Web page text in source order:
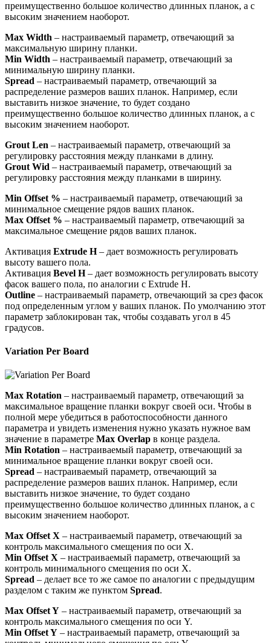
преимущественно большое количество длинных планок, а с
высоким значением наоборот.
Max Width – настраиваемый параметр, отвечающий за
максимальную ширину планки.
Min Width – настраиваемый параметр, отвечающий за
минимальную ширину планки.
Spread – настраиваемый параметр, отвечающий за
распределение размеров ваших планок. Например, если
выставить низкое значение, то будет создано
преимущественно большое количество длинных планок, а с
высоким значением наоборот.
Grout Len – настраиваемый параметр, отвечающий за
регулировку расстояния между планками в длину.
Grout Wid – настраиваемый параметр, отвечающий за
регулировку расстояния между планками в ширину.
Min Offset % – настраиваемый параметр, отвечающий за
минимальное смещение рядов ваших планок.
Max Offset % – настраиваемый параметр, отвечающий за
максимальное смещение рядов ваших планок.
Активация Extrude H– дает возможность регулировать
высоту вашего пола.
Активация Bevel H– дает возможность регулировать высоту
фасок вашего пола, по аналогии с Extrude H.
Outline – настраиваемый параметр, отвечающий за срез фасок
под определенным углом у ваших планок. По умолчанию этот
параметр заблокирован так, чтобы создавать угол в 45
градусов.
Variation Per Board
Max Rotation – настраиваемый параметр, отвечающий за
максимальное вращение планки вокруг своей оси. Чтобы в
полной мере убедиться в работоспособности данного
параметра и увидеть изменения нужно указать нужное вам
значение в параметре Max Overlap в конце раздела.
Min Rotation – настраиваемый параметр, отвечающий за
минимальное вращение планки вокруг своей оси.
Spread – настраиваемый параметр, отвечающий за
распределение размеров ваших планок. Например, если
выставить низкое значение, то будет создано
преимущественно большое количество длинных планок, а с
высоким значением наоборот.
Max Offset X – настраиваемый параметр, отвечающий за
контроль максимального смещения по оси X.
Min Offset X – настраиваемый параметр, отвечающий за
контроль минимального смещения по оси X.
Spread – делает все то же самое по аналогии с предыдущим
разделом с таким же пунктом Spread.
Max Offset Y – настраиваемый параметр, отвечающий за
контроль максимального смещения по оси Y.
Min Offset Y – настраиваемый параметр, отвечающий за